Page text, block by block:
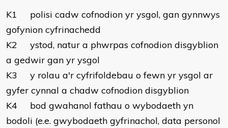
K1 polisi cadw cofnodion yr ysgol, gan gynnwys
gofynion cyfrinachedd
K2 ystod, natur a phwrpas cofnodion disgyblion
a gedwir gan yr ysgol
K3 y rolau a'r cyfrifoldebau o fewn yr ysgol ar
gyfer cynnal a chadw cofnodion disgyblion
K4 bod gwahanol fathau o wybodaeth yn
bodoli (e.e. gwybodaeth gyfrinachol, data personol